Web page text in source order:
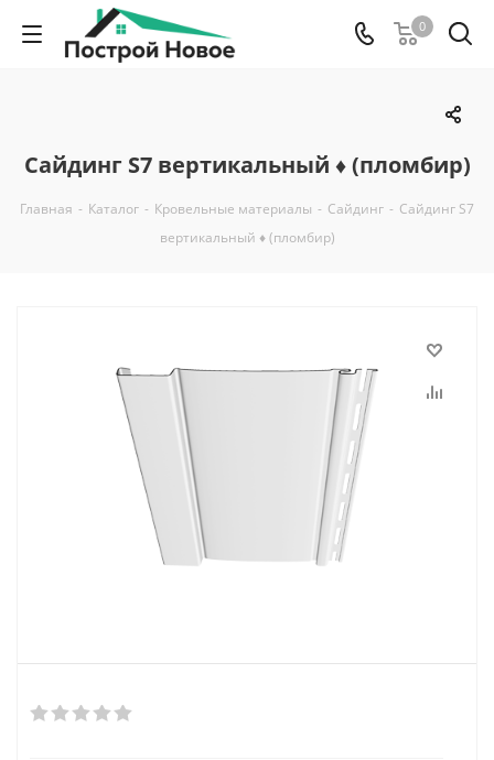
0
Сайдинг S7 вертикальный ♦ (пломбир)
Главная - Каталог - Кровельные материалы - Сайдинг - Сайдинг S7
вертикальный ♦ (пломбир)